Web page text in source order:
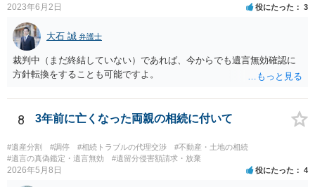
2023年6月2日 役にたった 3
大石 誠 弁護士
裁判中（まだ終結していない）であれば、今からでも遺言無効確認に
方針転換をすることも可能ですよ。
8 3年前に亡くなった両親の相続に付いて
#遺産分割 #調停 #相続トラブルの代理交渉
#不動産・土地の相続
#遺言の真偽鑑定・遺言無効
#遺留分侵害額請求・放棄
2026年5月8日 役にたった 4